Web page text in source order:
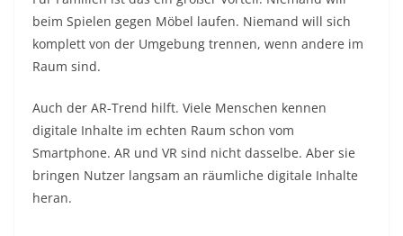
beim Spielen gegen Möbel laufen. Niemand will sich
komplett von der Umgebung trennen, wenn andere im
Raum sind.
Auch der AR-Trend hilft. Viele Menschen kennen
digitale Inhalte im echten Raum schon vom
Smartphone. AR und VR sind nicht dasselbe. Aber sie
bringen Nutzer langsam an räumliche digitale Inhalte
heran.